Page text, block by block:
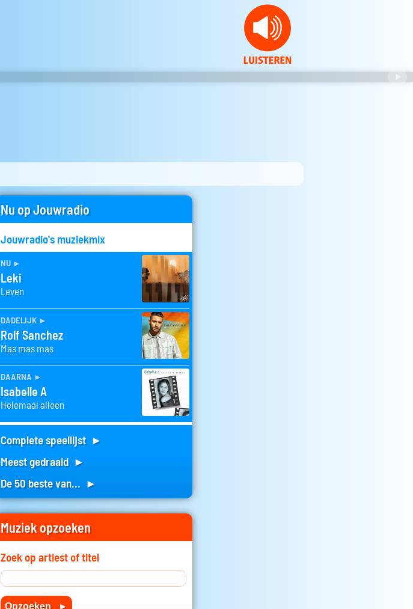
Nu op Jouwradio
Jouwradio's muziekmix
nu ►
Leki
Leven
dadelijk ►
Rolf Sanchez
Mas mas mas
daarna ►
Isabelle A
Helemaal alleen
Complete speellijst ►
Meest gedraaid ►
De 50 beste van... ►
Muziek opzoeken
Zoek op artiest of titel